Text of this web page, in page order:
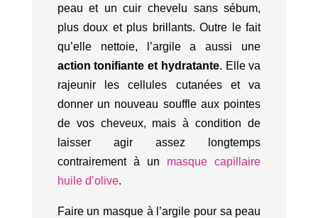
peau et un cuir chevelu sans sébum,
plus doux et plus brillants. Outre le fait
qu’elle nettoie, l’argile a aussi une
action tonifiante et hydratante. Elle va
rajeunir les cellules cutanées et va
donner un nouveau souffle aux pointes
de vos cheveux, mais à condition de
laisser agir assez longtemps
contrairement à un masque capillaire
huile d’olive.
Faire un masque à l’argile pour sa peau